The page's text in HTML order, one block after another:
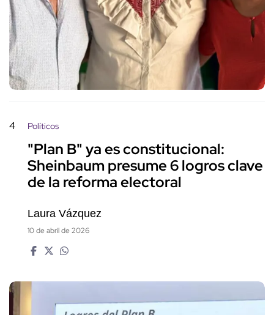
4 Políticos
"Plan B" ya es constitucional:
Sheinbaum presume 6 logros clave
de la reforma electoral
Laura Vázquez
10 de abril de 2026